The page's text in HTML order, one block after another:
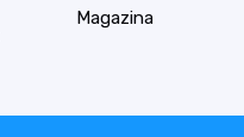
Magazina